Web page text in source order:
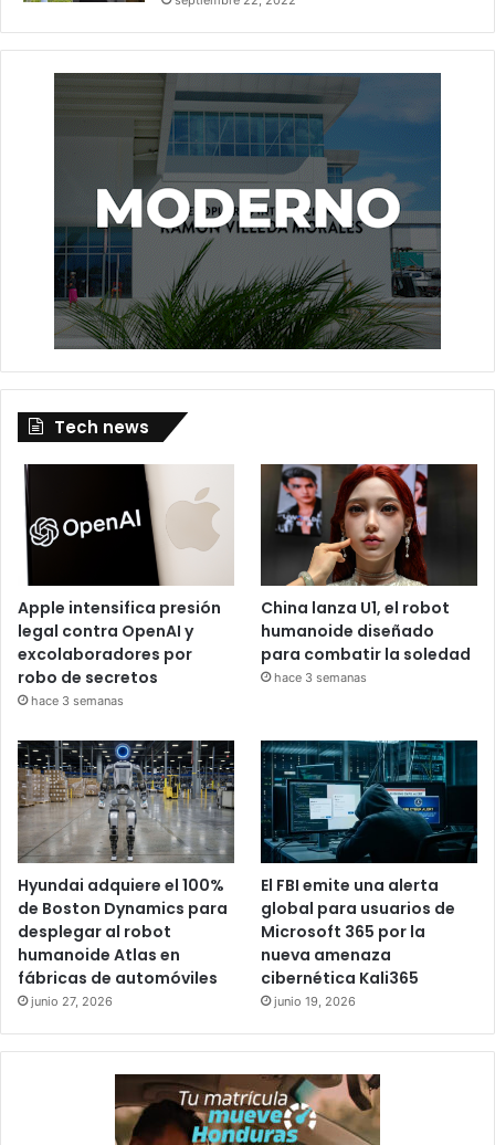
Tech news
Apple intensifica presión
legal contra OpenAI y
excolaboradores por
robo de secretos
hace 3 semanas
China lanza U1, el robot
humanoide diseñado
para combatir la soledad
hace 3 semanas
Hyundai adquiere el 100%
de Boston Dynamics para
desplegar al robot
humanoide Atlas en
fábricas de automóviles
junio 27, 2026
El FBI emite una alerta
global para usuarios de
Microsoft 365 por la
nueva amenaza
cibernética Kali365
junio 19, 2026